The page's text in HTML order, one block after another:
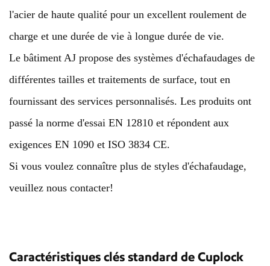
l'acier de haute qualité pour un excellent roulement de
charge et une durée de vie à longue durée de vie.
Le bâtiment AJ propose des systèmes d'échafaudages de
différentes tailles et traitements de surface, tout en
fournissant des services personnalisés. Les produits ont
passé la norme d'essai EN 12810 et répondent aux
exigences EN 1090 et ISO 3834 CE.
Si vous voulez connaître plus de styles d'échafaudage,
veuillez nous contacter!
Caractéristiques clés standard de Cuplock